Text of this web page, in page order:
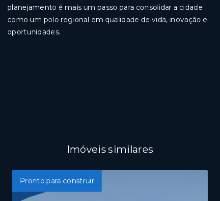
planejamento é mais um passo para consolidar a cidade
como um polo regional em qualidade de vida, inovação e
oportunidades.
Imóveis similares
Pronto para construir